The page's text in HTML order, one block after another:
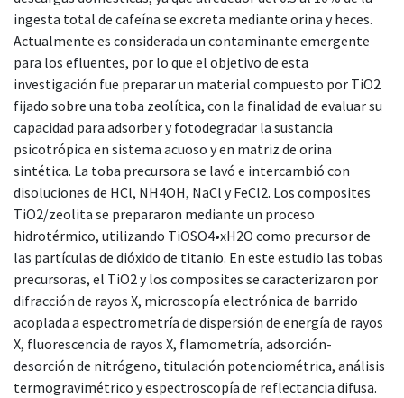
ingesta total de cafeína se excreta mediante orina y heces.
Actualmente es considerada un contaminante emergente
para los efluentes, por lo que el objetivo de esta
investigación fue preparar un material compuesto por TiO2
fijado sobre una toba zeolítica, con la finalidad de evaluar su
capacidad para adsorber y fotodegradar la sustancia
psicotrópica en sistema acuoso y en matriz de orina
sintética. La toba precursora se lavó e intercambió con
disoluciones de HCl, NH4OH, NaCl y FeCl2. Los composites
TiO2/zeolita se prepararon mediante un proceso
hidrotérmico, utilizando TiOSO4•xH2O como precursor de
las partículas de dióxido de titanio. En este estudio las tobas
precursoras, el TiO2 y los composites se caracterizaron por
difracción de rayos X, microscopía electrónica de barrido
acoplada a espectrometría de dispersión de energía de rayos
X, fluorescencia de rayos X, flamometría, adsorción-
desorción de nitrógeno, titulación potenciométrica, análisis
termogravimétrico y espectroscopía de reflectancia difusa.